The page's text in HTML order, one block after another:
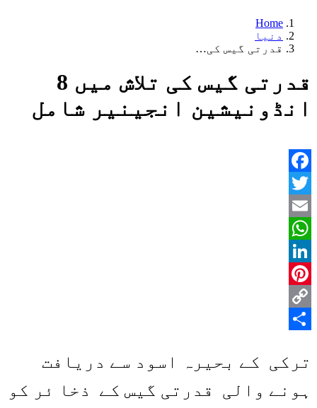
Home
دنیا
قدرتی گیس کی…
قدرتی گیس کی تلاش میں 8
انڈونیشین انجینیر شامل
Facebook
Twitter
Email
WhatsApp
LinkedIn
Pinterest
Copy
ترکی کے بحیرہ اسود سے دریافت
ہونے والی قدرتی گیس کے ذخا ئر کو